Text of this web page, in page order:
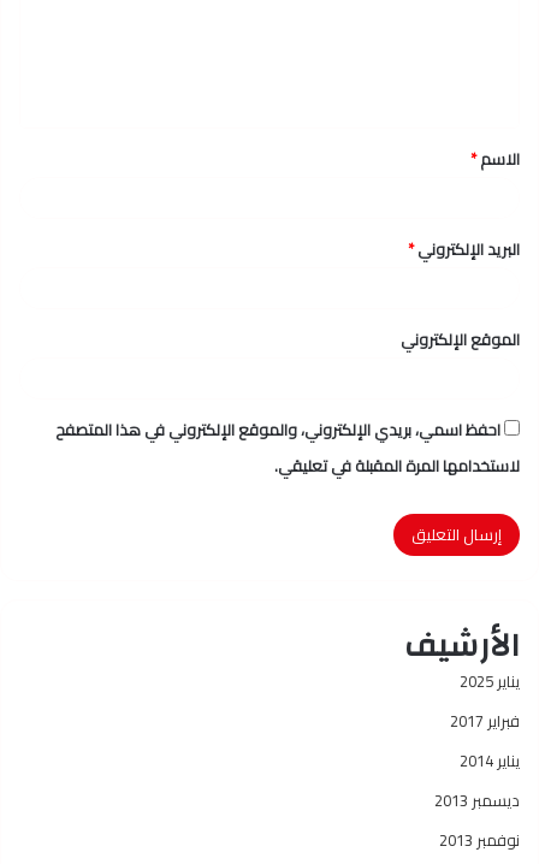
*
الاسم*
البريد الإلكتروني*
الموقع الإلكتروني
احفظ اسمي، بريدي الإلكتروني، والموقع الإلكتروني في هذا المتصفح
لاستخدامها المرة المقبلة في تعليقي.
الأرشيف
يناير 2025
فبراير 2017
يناير 2014
ديسمبر 2013
نوفمبر 2013